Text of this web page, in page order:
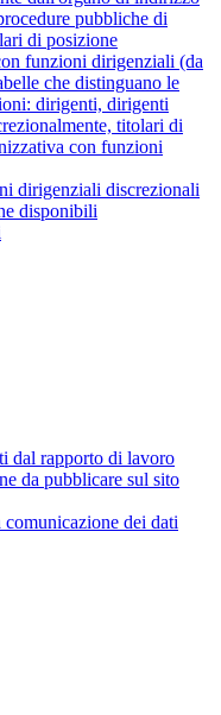
pubbliche di
di posizione
funzioni dirigenziali (da
che distinguano le
dirigenti, dirigenti
titolari di
con funzioni
dirigenziali discrezionali
disponibili
dal rapporto di lavoro
da pubblicare sul sito
comunicazione dei dati